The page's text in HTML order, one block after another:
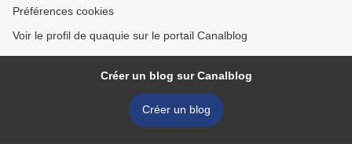
Préférences cookies
Voir le profil de quaquie sur le portail Canalblog
Créer un blog sur Canalblog
Créer un blog